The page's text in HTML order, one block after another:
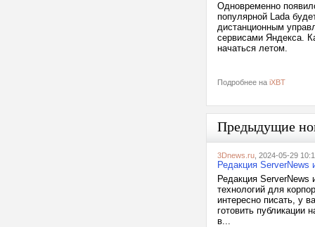
Одновременно
популярной Lada
дистанционным
сервисами Яндекса.
начаться летом.
Подробнее на iXBT
Предыдущие
3Dnews.ru , 2024-05-29
Редакция ServerNews
Редакция
технологий для
интересно писать, у
готовить
в...